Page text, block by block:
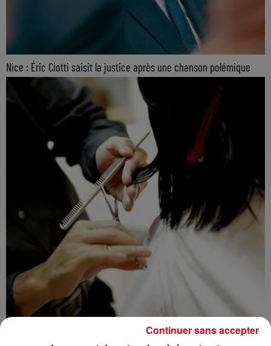
Nice : Éric Ciotti saisit la justice après une chanson polémique
Continuer sans accepter